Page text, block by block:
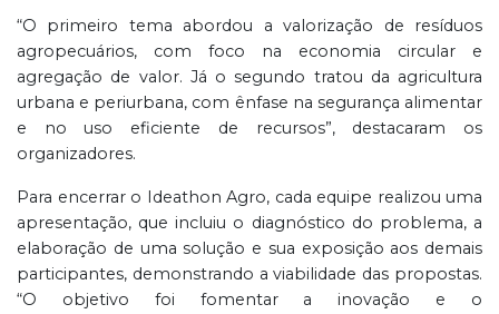
“O primeiro tema abordou a valorização de resíduos
agropecuários, com foco na economia circular e
agregação de valor. Já o segundo tratou da agricultura
urbana e periurbana, com ênfase na segurança alimentar
e no uso eficiente de recursos”, destacaram os
organizadores.
Para encerrar o Ideathon Agro, cada equipe realizou uma
apresentação, que incluiu o diagnóstico do problema, a
elaboração de uma solução e sua exposição aos demais
participantes, demonstrando a viabilidade das propostas.
“O objetivo foi fomentar a inovação e o